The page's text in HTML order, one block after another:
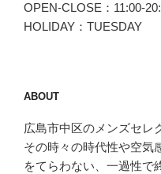
OPEN-CLOSE：11:00-
HOLIDAY：TUESDAY
ABOUT
広島市中区のメンズセレ
その時々の時代性や空気
をてらわない、一過性で